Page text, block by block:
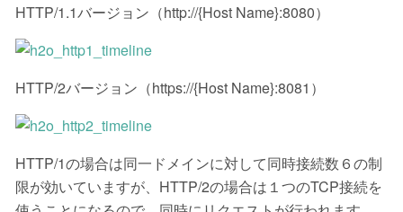
HTTP/1.1バージョン（http://{Host Name}:8080）
HTTP/2バージョン（https://{Host Name}:8081）
HTTP/1の場合は同一ドメインに対して同時接続数６の制
限が効いていますが、HTTP/2の場合は１つのTCP接続を